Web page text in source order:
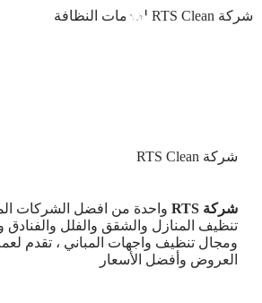
شركة RTS Clean لخدمات النظافة
شركة RTS Clean
شركة RTS
واحدة من افضل الشركات
تنظيف المنازل والشقق والفلل والفنادق
ومجال تنظيف واجهات المباني ، تقدم
العروض وأفضل الأسعار